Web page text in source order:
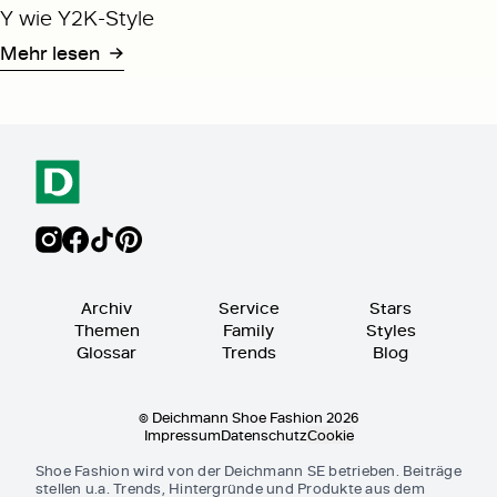
Y wie Y2K-Style
Mehr lesen
Archiv
Themen
Glossar
Service
Family
Trends
Stars
Styles
Blog
© Deichmann Shoe Fashion 2026
ImpressumDatenschutzCookie
Shoe Fashion wird von der Deichmann SE betrieben. Beiträge
stellen u.a. Trends, Hintergründe und Produkte aus dem